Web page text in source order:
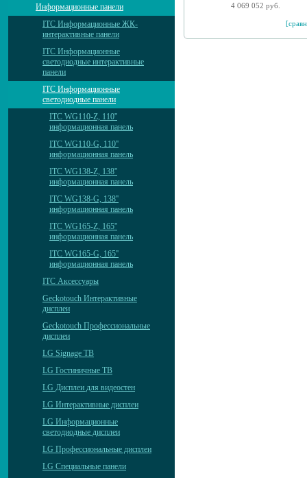
Информационные панели
ITC Информационные ЖК-
интерактивные панели
ITC Информационные
светодиодные интерактивные
панели
ITC Информационные
светодиодные панели
ITC WG110-Z, 110''
информационная панель
ITC WG110-G, 110''
информационная панель
ITC WG138-Z, 138''
информационная панель
ITC WG138-G, 138''
информационная панель
ITC WG165-Z, 165''
информационная панель
ITC WG165-G, 165''
информационная панель
ITC Аксессуары
Geckotouch Интерактивные
дисплеи
Geckotouch Профессиональные
дисплеи
LG Signage ТВ
LG Гостиничные ТВ
LG Дисплеи для видеостен
LG Интерактивные дисплеи
LG Информационные
светодиодные дисплеи
LG Профессиональные дисплеи
LG Специальные панели
4 069 052 руб.